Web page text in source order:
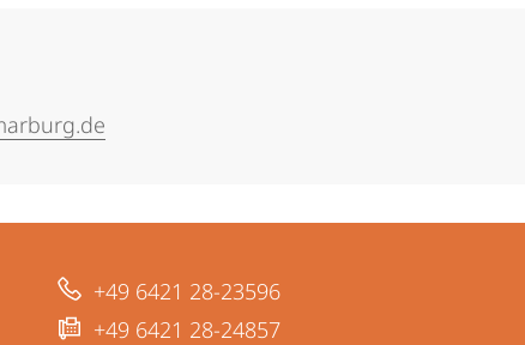
+49 6421 28-23596
+49 6421 28-24857